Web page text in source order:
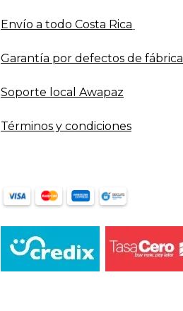
Envío a todo​ Costa Rica
Garantía por defectos de fábrica
Soporte local Awapaz
Términos y condiciones